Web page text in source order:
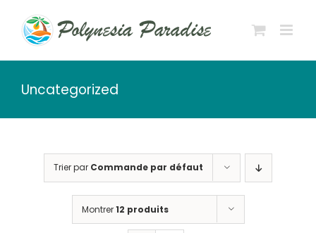
contenu
Uncategorized
Trier par Commande par défaut
Montrer12 produits